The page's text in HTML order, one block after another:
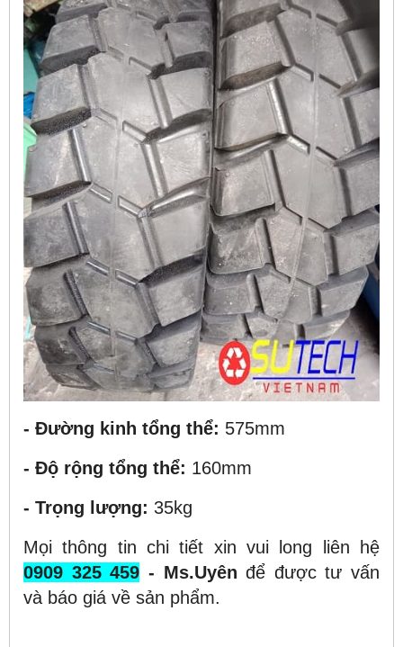
- Đường kinh tổng thể: 575mm
- Độ rộng tổng thể: 160mm
- Trọng lượng: 35kg
Mọi thông tin chi tiết xin vui long liên hệ
0909 325 459 - Ms.Uyên để được tư vấn
và báo giá về sản phẩm.